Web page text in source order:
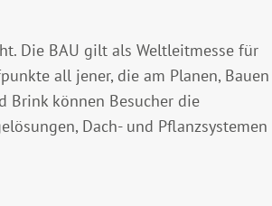
Die BAU gilt als Weltleitmesse für
all jener, die am Planen, Bauen
Brink können Besucher die
Dach- und Pflanzsystemen